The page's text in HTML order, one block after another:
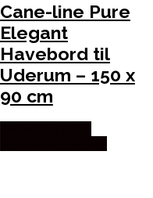
Cane-line Pure
Elegant
Havebord til
Uderum – 150 x
90 cm